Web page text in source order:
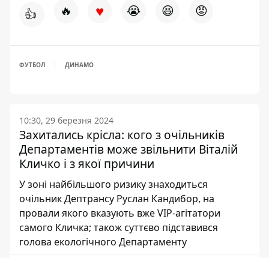
👍 🔥 ♥ 😭 😆 😡
ФУТБОЛ ДИНАМО
10:30, 29 березня 2024
Захитались крісла: кого з очільників
Департаментів може звільнити Віталій
Кличко і з якої причини
У зоні найбільшого ризику знаходиться
очільник Дептрансу Руслан Кандибор, на
провали якого вказують вже VIP-агітатори
самого Кличка; також суттєво підставився
голова екологічного Департаменту